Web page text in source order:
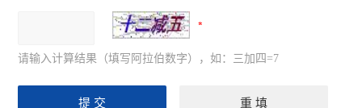
请输入计算结果（填写阿拉伯数字），如：三加四=7